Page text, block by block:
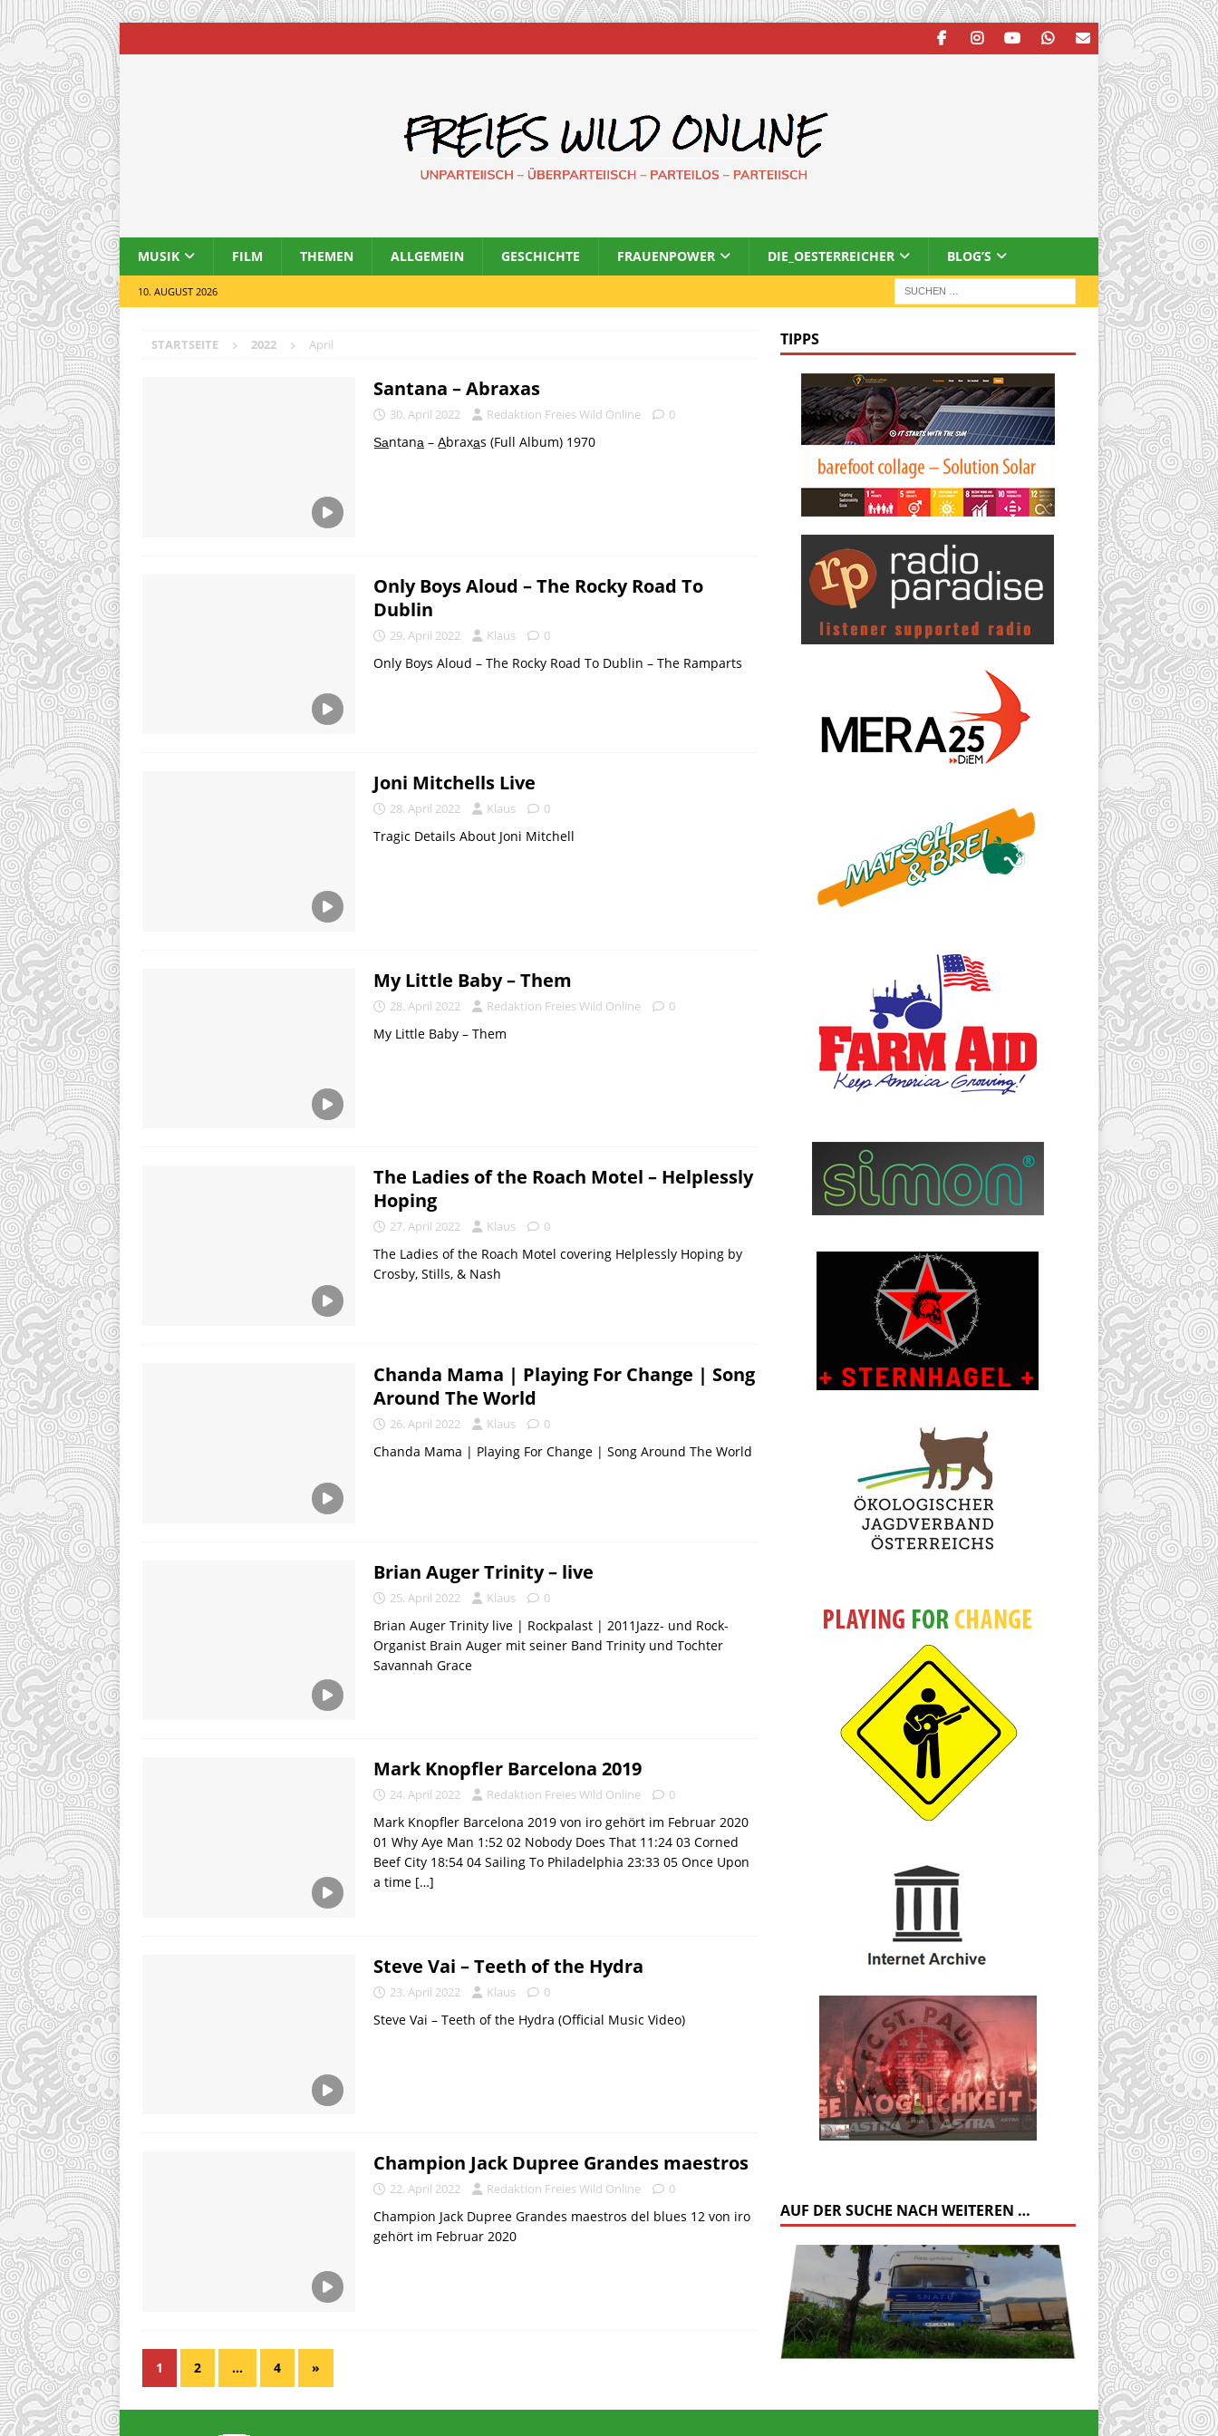
MUSIK FILM THEMEN ALLGEMEIN GESCHICHTE FRAUENPOWER DIE_OESTERREICHER BLOG’S
10. AUGUST 2026
STARTSEITE 2022 April
Santana – Abraxas
30. April 2022 Redaktion Freies Wild Online 0
S̲a̲ntana̲ – A̲braxa̲s (Full Album) 1970
Only Boys Aloud – The Rocky Road To
Dublin
29. April 2022 Klaus 0
Only Boys Aloud – The Rocky Road To Dublin – The Ramparts
Joni Mitchells Live
28. April 2022 Klaus 0
Tragic Details About Joni Mitchell
My Little Baby – Them
28. April 2022 Redaktion Freies Wild Online 0
My Little Baby – Them
The Ladies of the Roach Motel – Helplessly
Hoping
27. April 2022 Klaus 0
The Ladies of the Roach Motel covering Helplessly Hoping by
Crosby, Stills, & Nash
Chanda Mama | Playing For Change | Song
Around The World
26. April 2022 Klaus 0
Chanda Mama | Playing For Change | Song Around The World
Brian Auger Trinity – live
25. April 2022 Klaus 0
Brian Auger Trinity live | Rockpalast | 2011Jazz- und Rock-
Organist Brain Auger mit seiner Band Trinity und Tochter
Savannah Grace
Mark Knopfler Barcelona 2019
24. April 2022 Redaktion Freies Wild Online 0
Mark Knopfler Barcelona 2019 von iro gehört im Februar 2020
01 Why Aye Man 1:52 02 Nobody Does That 11:24 03 Corned
Beef City 18:54 04 Sailing To Philadelphia 23:33 05 Once Upon
a time […]
Steve Vai – Teeth of the Hydra
23. April 2022 Klaus 0
Steve Vai – Teeth of the Hydra (Official Music Video)
Champion Jack Dupree Grandes maestros
22. April 2022 Redaktion Freies Wild Online 0
Champion Jack Dupree Grandes maestros del blues 12 von iro
gehört im Februar 2020
1 2 … 4 »
TIPPS
AUF DER SUCHE NACH WEITEREN …